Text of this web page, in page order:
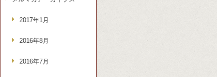
2017年1月
2016年8月
2016年7月